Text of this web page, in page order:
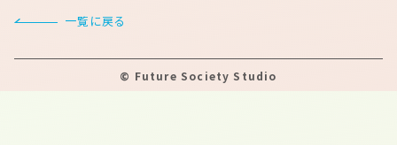
一覧に戻る
© Future Society Studio